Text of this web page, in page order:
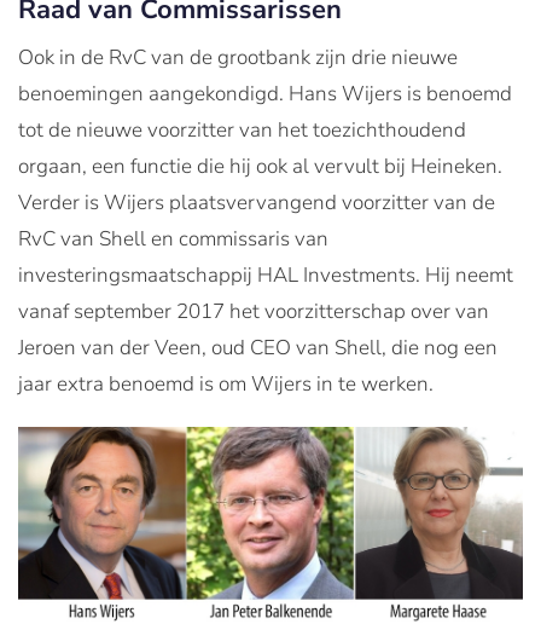
Raad van Commissarissen
Ook in de RvC van de grootbank zijn drie nieuwe
benoemingen aangekondigd. Hans Wijers is benoemd
tot de nieuwe voorzitter van het toezichthoudend
orgaan, een functie die hij ook al vervult bij Heineken.
Verder is Wijers plaatsvervangend voorzitter van de
RvC van Shell en commissaris van
investeringsmaatschappij HAL Investments. Hij neemt
vanaf september 2017 het voorzitterschap over van
Jeroen van der Veen, oud CEO van Shell, die nog een
jaar extra benoemd is om Wijers in te werken.